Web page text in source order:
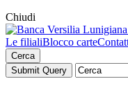
Chiudi
Le filialiBlocco carte
Cerca